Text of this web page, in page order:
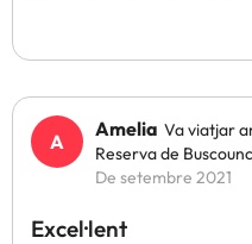
Amelia Va viatjar
Reserva de
De setembre 2021
Excel·lent